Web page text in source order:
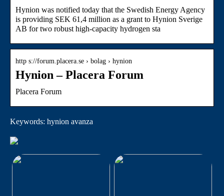
Hynion was notified today that the Swedish Energy Agency
is providing SEK 61,4 million as a grant to Hynion Sverige
AB for two robust high-capacity hydrogen sta
http s://forum.placera.se › bolag › hynion
Hynion – Placera Forum
Placera Forum
Keywords: hynion avanza